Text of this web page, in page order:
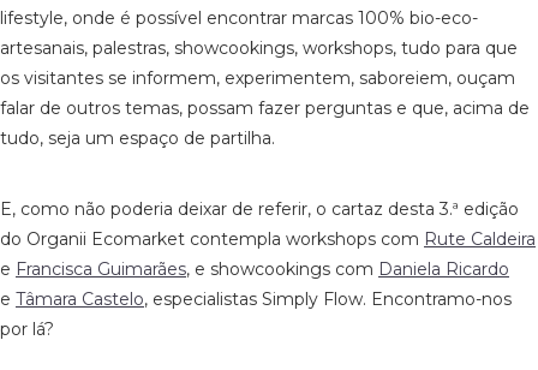
lifestyle, onde é possível encontrar marcas 100% bio-eco-
artesanais, palestras, showcookings, workshops, tudo para que
os visitantes se informem, experimentem, saboreiem, ouçam
falar de outros temas, possam fazer perguntas e que, acima de
tudo, seja um espaço de partilha.
E, como não poderia deixar de referir, o cartaz desta 3.ª edição
do Organii Ecomarket contempla workshops com Rute Caldeira
e Francisca Guimarães, e showcookings com Daniela Ricardo
e Tâmara Castelo, especialistas Simply Flow. Encontramo-nos
por lá?